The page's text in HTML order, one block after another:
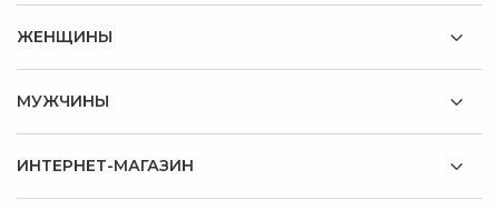
ЖЕНЩИНЫ
МУЖЧИНЫ
ИНТЕРНЕТ-МАГАЗИН